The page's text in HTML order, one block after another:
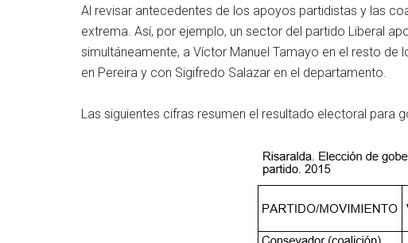
Al revisar antecedentes de los apoyos partidistas y las
extrema. Así, por ejemplo, un sector del partido Liberal
simultáneamente, a Víctor Manuel Tamayo en el resto de
en Pereira y con Sigifredo Salazar en el departamento.
Las siguientes cifras resumen el resultado electoral para